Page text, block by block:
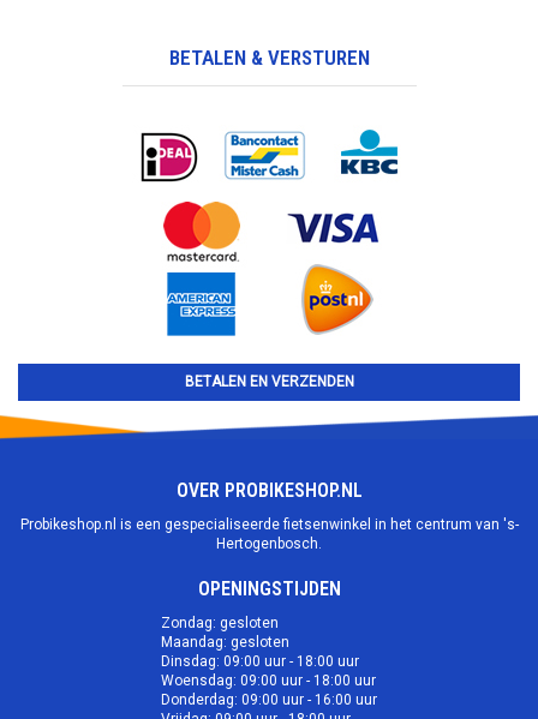
BETALEN & VERSTUREN
BETALEN EN VERZENDEN
OVER PROBIKESHOP.NL
Probikeshop.nl is een gespecialiseerde fietsenwinkel in het centrum van 's-
Hertogenbosch.
OPENINGSTIJDEN
Zondag: gesloten
Maandag: gesloten
Dinsdag: 09:00 uur - 18:00 uur
Woensdag: 09:00 uur - 18:00 uur
Donderdag: 09:00 uur - 16:00 uur